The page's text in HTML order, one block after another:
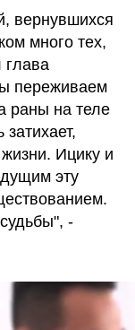
вернувшихся
много тех,
глава
переживаем
раны на теле
Ицику и
эту
-